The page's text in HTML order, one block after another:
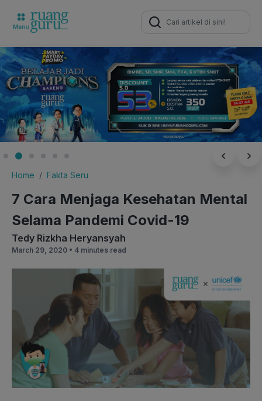
Search
for:
Home Fakta Seru
7 Cara Menjaga Kesehatan Mental
Selama Pandemi Covid-19
Tedy Rizkha Heryansyah
March 29, 2020 • 4 minutes read